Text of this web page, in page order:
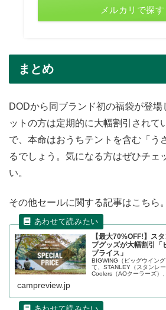
メルカリで探す
まとめ
DODから同ブランド初の福袋が登場
ットの方は定期的に大幅割引されて
で、本命はおうちテントを含む「う
るでしょう。気になる方はぜひチェ
い。
その他セールに関する記事はこちら。
【最大70%OFF!】ス
プグッズが大幅割引「
プライス」
BIGWING（ビッグウイン
て、STANLEY（スタンレ
Coolers（AOクーラーズ）
割引されています。詳細を
campreview.jp